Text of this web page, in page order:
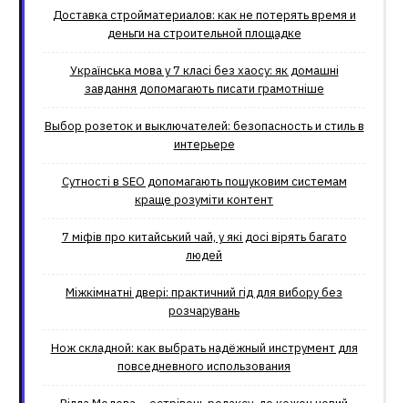
Доставка стройматериалов: как не потерять время и
деньги на строительной площадке
Українська мова у 7 класі без хаосу: як домашні
завдання допомагають писати грамотніше
Выбор розеток и выключателей: безопасность и стиль в
интерьере
Сутності в SEO допомагають пошуковим системам
краще розуміти контент
7 міфів про китайський чай, у які досі вірять багато
людей
Міжкімнатні двері: практичний гід для вибору без
розчарувань
Нож складной: как выбрать надёжный инструмент для
повседневного использования